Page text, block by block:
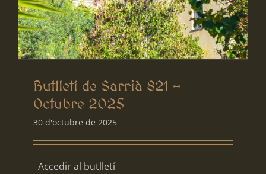
Butlletí de Sarrià 821 –
Octubre 2025
30 d'octubre de 2025
Accedir al butlletí